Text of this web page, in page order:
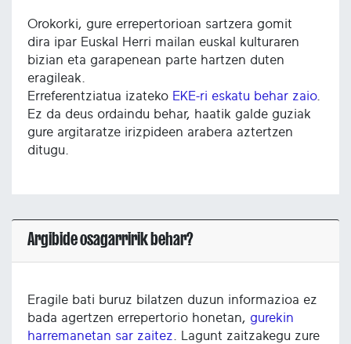
Orokorki, gure errepertorioan sartzera gomit
dira ipar Euskal Herri mailan euskal kulturaren
bizian eta garapenean parte hartzen duten
eragileak.
Erreferentziatua izateko EKE-ri eskatu behar zaio.
Ez da deus ordaindu behar, haatik galde guziak
gure argitaratze irizpideen arabera aztertzen
ditugu.
Argibide osagarririk behar?
Eragile bati buruz bilatzen duzun informazioa ez
bada agertzen errepertorio honetan, gurekin
harremanetan sar zaitez. Lagunt zaitzakegu zure